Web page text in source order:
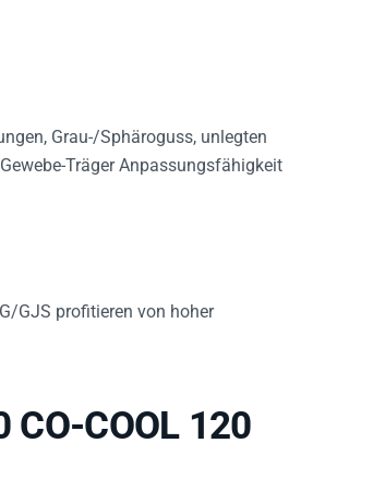
Grau-/Sphäroguss, unlegten
Träger Anpassungsfähigkeit
GJS profitieren von hoher
COOL 120